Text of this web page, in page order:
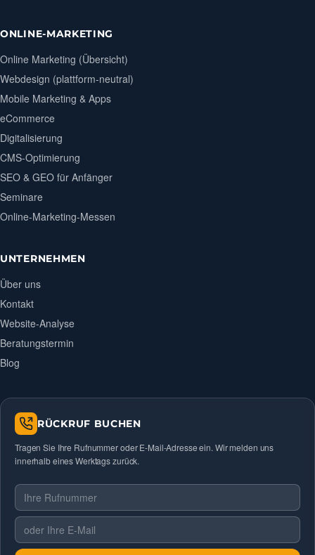
ONLINE-MARKETING
Online Marketing (Übersicht)
Webdesign (plattform-neutral)
Mobile Marketing & Apps
eCommerce
Digitalisierung
CMS-Optimierung
SEO & GEO für Anfänger
Seminare
Online-Marketing-Messen
UNTERNEHMEN
Über uns
Kontakt
Website-Analyse
Beratungstermin
Blog
RÜCKRUF BUCHEN
Tragen Sie Ihre Rufnummer oder E-Mail-Adresse ein. Wir melden uns
innerhalb eines Werktags zurück.
Telefonnummer
E-Mail